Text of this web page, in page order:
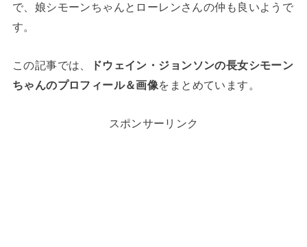
で、娘シモーンちゃんとローレンさんの仲も良いようで
す。
この記事では、
ドウェイン・ジョンソンの長女シモーン
ちゃんのプロフィール＆画像をまとめています。
スポンサーリンク